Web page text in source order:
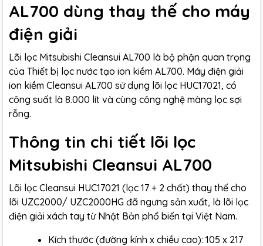
AL700 dùng thay thế cho máy
điện giải
Lõi lọc Mitsubishi Cleansui AL700 là bộ phận quan trọng
của Thiết bị lọc nước tạo ion kiềm AL700. Máy điện giải
ion kiềm Cleansui AL700 sử dụng lõi lọc HUC17021, có
công suất là 8.000 lít và cùng công nghệ màng lọc sợi
rỗng.
Thông tin chi tiết lõi lọc
Mitsubishi Cleansui AL700
Lõi lọc Cleansui HUC17021 (lọc 17 + 2 chất) thay thế cho
lõi UZC2000/ UZC2000HG đã ngưng sản xuất, là lõi lọc
điện giải xách tay từ Nhật Bản phổ biến tại Việt Nam.
Kích thước (đường kính x chiều cao): 105 x 217